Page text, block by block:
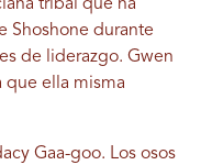
tribal que ha
Shoshone durante
de liderazgo. Gwen
que ella misma
Gaa-goo. Los osos